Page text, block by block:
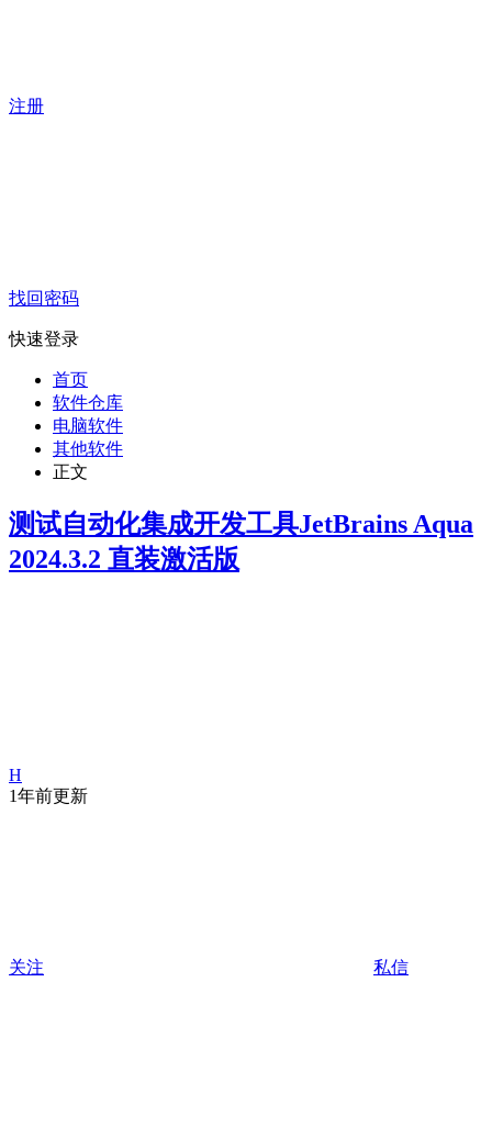
注册
找回密码
快速登录
首页
软件仓库
电脑软件
其他软件
正文
测试自动化集成开发工具JetBrains Aqua
2024.3.2 直装激活版
H
1年前更新
关注 私信